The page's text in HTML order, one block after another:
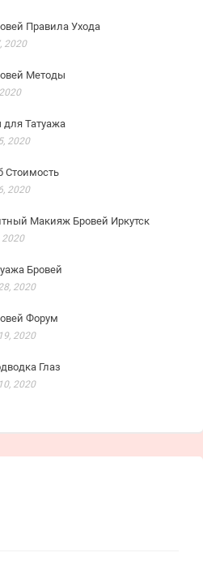
Правила Ухода
2020
Методы
Татуажа
2020
Стоимость
2020
Макияж Бровей Иркутск
2020
Бровей
2020
Форум
2020
Глаз
2020